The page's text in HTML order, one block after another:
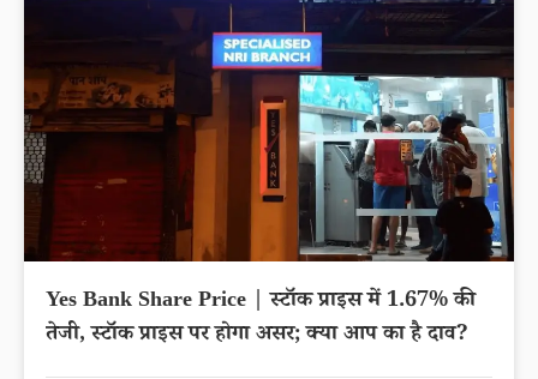
Yes Bank Share Price | स्टॉक प्राइस में 1.67% की
तेजी, स्टॉक प्राइस पर होगा असर; क्या आप का है दाव?